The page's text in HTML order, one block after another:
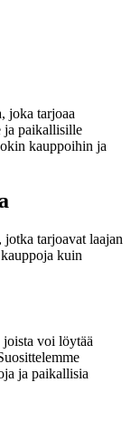
joka tarjoaa
ja paikallisille
kauppoihin ja
jotka tarjoavat laajan
kuin
voi löytää
ja paikallisia